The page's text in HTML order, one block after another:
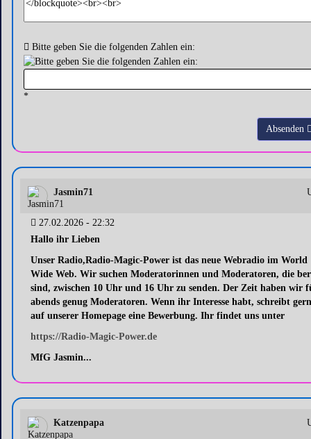
Bitte geben Sie die folgenden Zahlen ein:
*
Absenden
Jasmin71
27.02.2026 - 22:32
Hallo ihr Lieben
Unser Radio,Radio-Magic-Power ist das neue Webradio im World
Wide Web. Wir suchen Moderatorinnen und Moderatoren, die
sind, zwischen 10 Uhr und 16 Uhr zu senden. Der Zeit haben wir
abends genug Moderatoren. Wenn ihr Interesse habt, schreibt
auf unserer Homepage eine Bewerbung. Ihr findet uns unter
https://Radio-Magic-Power.de
MfG Jasmin...
Katzenpapa